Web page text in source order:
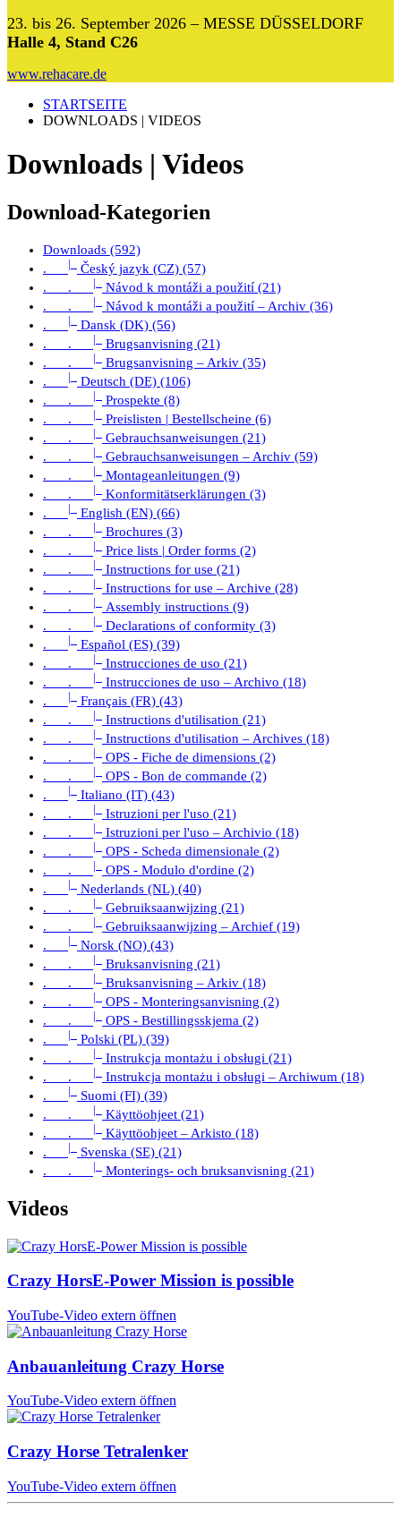
23. bis 26. September 2026 – MESSE DÜSSELDORF
Halle 4, Stand C26
www.rehacare.de
STARTSEITE
DOWNLOADS | VIDEOS
Downloads | Videos
Download-Kategorien
Downloads (592)
.
|_
Český jazyk (CZ) (57)
. .
|_
Návod k montáži a použití (21)
. .
|_
Návod k montáži a použití – Archiv (36)
.
|_
Dansk (DK) (56)
. .
|_
Brugsanvisning (21)
. .
|_
Brugsanvisning – Arkiv (35)
.
|_
Deutsch (DE) (106)
. .
|_
Prospekte (8)
. .
|_
Preislisten | Bestellscheine (6)
. .
|_
Gebrauchsanweisungen (21)
. .
|_
Gebrauchsanweisungen – Archiv (59)
. .
|_
Montageanleitungen (9)
. .
|_
Konformitätserklärungen (3)
.
|_
English (EN) (66)
. .
|_
Brochures (3)
. .
|_
Price lists | Order forms (2)
. .
|_
Instructions for use (21)
. .
|_
Instructions for use – Archive (28)
. .
|_
Assembly instructions (9)
. .
|_
Declarations of conformity (3)
.
|_
Español (ES) (39)
. .
|_
Instrucciones de uso (21)
. .
|_
Instrucciones de uso – Archivo (18)
.
|_
Français (FR) (43)
. .
|_
Instructions d'utilisation (21)
. .
|_
Instructions d'utilisation – Archives (18)
. .
|_
OPS - Fiche de dimensions (2)
. .
|_
OPS - Bon de commande (2)
.
|_
Italiano (IT) (43)
. .
|_
Istruzioni per l'uso (21)
. .
|_
Istruzioni per l'uso – Archivio (18)
. .
|_
OPS - Scheda dimensionale (2)
. .
|_
OPS - Modulo d'ordine (2)
.
|_
Nederlands (NL) (40)
. .
|_
Gebruiksaanwijzing (21)
. .
|_
Gebruiksaanwijzing – Archief (19)
.
|_
Norsk (NO) (43)
. .
|_
Bruksanvisning (21)
. .
|_
Bruksanvisning – Arkiv (18)
. .
|_
OPS - Monteringsanvisning (2)
. .
|_
OPS - Bestillingsskjema (2)
.
|_
Polski (PL) (39)
. .
|_
Instrukcja montażu i obsługi (21)
. .
|_
Instrukcja montażu i obsługi – Archiwum (18)
.
|_
Suomi (FI) (39)
. .
|_
Käyttöohjeet (21)
. .
|_
Käyttöohjeet – Arkisto (18)
.
|_
Svenska (SE) (21)
. .
|_ Monterings- och bruksanvisning (21)
Videos
Crazy HorsE-Power Mission is possible
YouTube-Video extern öffnen
Anbauanleitung Crazy Horse
YouTube-Video extern öffnen
Crazy Horse Tetralenker
YouTube-Video extern öffnen